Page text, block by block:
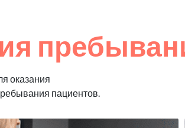
оказания
пациентов.